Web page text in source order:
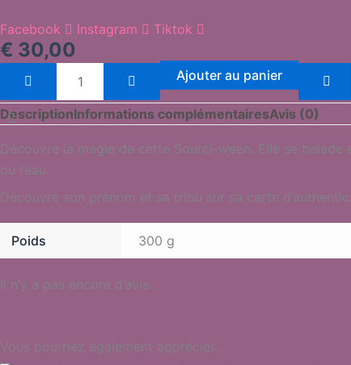
Facebook
Instagram Tiktok
€ 30,00
Ajouter au panier
DescriptionInformations complémentairesAvis (0)
Découvre la magie de cette Sourci-ween. Elle se balade
ou l’eau.
Découvre son prénom et sa tribu sur sa carte
Poids 300 g
Il n’y a pas encore d’avis.
Vous pourriez également apprécier...